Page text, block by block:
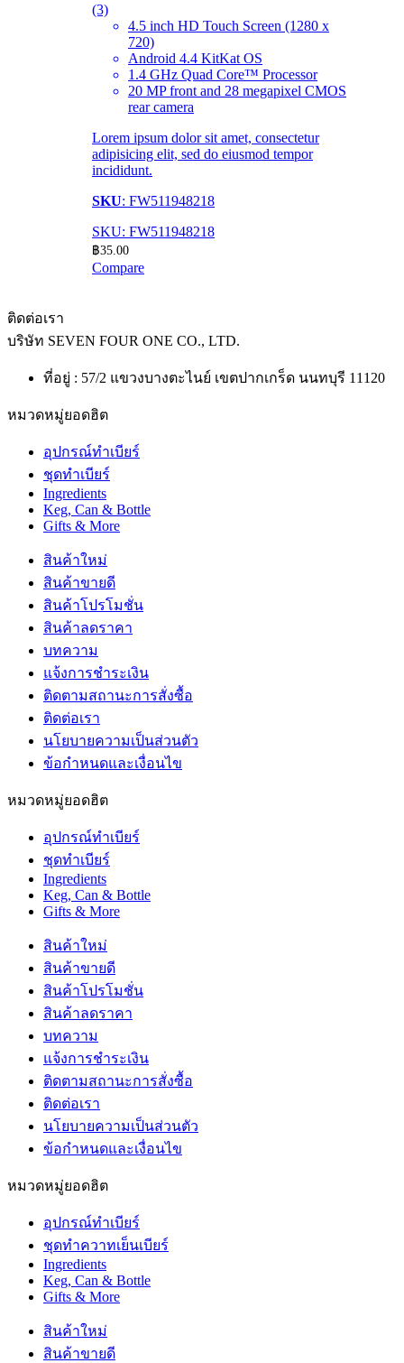
(3)
4.5 inch HD Touch Screen (1280 x
720)
Android 4.4 KitKat OS
1.4 GHz Quad Core™ Processor
20 MP front and 28 megapixel CMOS
rear camera
Lorem ipsum dolor sit amet, consectetur
adipisicing elit, sed do eiusmod tempor
incididunt.
SKU: FW511948218
SKU: FW511948218
฿35.00
Compare
ติดต่อเรา
บริษัท SEVEN FOUR ONE CO., LTD.
ที่อยู่ : 57/2 แขวงบางตะไนย์ เขตปากเกร็ด นนทบุรี 11120
หมวดหมู่ยอดฮิต
อุปกรณ์ทำเบียร์
ชุดทำเบียร์
Ingredients
Keg, Can & Bottle
Gifts & More
สินค้าใหม่
สินค้าขายดี
สินค้าโปรโมชั่น
สินค้าลดราคา
บทความ
แจ้งการชำระเงิน
ติดตามสถานะการสั่งซื้อ
ติดต่อเรา
นโยบายความเป็นส่วนตัว
ข้อกำหนดและเงื่อนไข
หมวดหมู่ยอดฮิต
อุปกรณ์ทำเบียร์
ชุดทำเบียร์
Ingredients
Keg, Can & Bottle
Gifts & More
สินค้าใหม่
สินค้าขายดี
สินค้าโปรโมชั่น
สินค้าลดราคา
บทความ
แจ้งการชำระเงิน
ติดตามสถานะการสั่งซื้อ
ติดต่อเรา
นโยบายความเป็นส่วนตัว
ข้อกำหนดและเงื่อนไข
หมวดหมู่ยอดฮิต
อุปกรณ์ทำเบียร์
ชุดทำควาทเย็นเบียร์
Ingredients
Keg, Can & Bottle
Gifts & More
สินค้าใหม่
สินค้าขายดี